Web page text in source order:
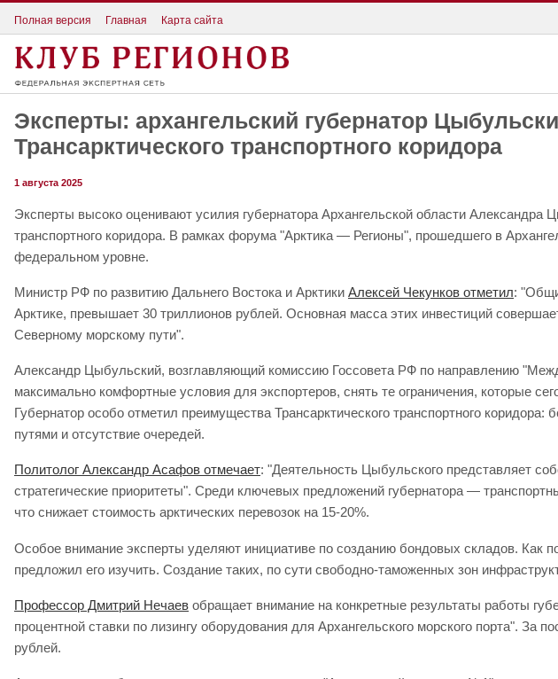
Полная версия Главная Карта сайта
Эксперты: архангельский губернатор
Трансарктического транспортного коридора
1 августа 2025
Эксперты высоко оценивают усилия губернатора Архангельской области Александра
транспортного коридора. В рамках форума "Арктика — Регионы", прошедшего в
федеральном уровне.
Министр РФ по развитию Дальнего Востока и Арктики Алексей Чекунков отметил:
Арктике, превышает 30 триллионов рублей. Основная масса этих инвестиций
Северному морскому пути".
Александр Цыбульский, возглавляющий комиссию Госсовета РФ по направлению
максимально комфортные условия для экспортеров, снять те ограничения, которые
Губернатор особо отметил преимущества Трансарктического транспортного
путями и отсутствие очередей.
Политолог Александр Асафов отмечает: "Деятельность Цыбульского представляет
стратегические приоритеты". Среди ключевых предложений губернатора —
что снижает стоимость арктических перевозок на 15-20%.
Особое внимание эксперты уделяют инициативе по созданию бондовых складов.
предложил его изучить. Создание таких, по сути свободно-таможенных зон
Профессор Дмитрий Нечаев обращает внимание на конкретные результаты работы
процентной ставки по лизингу оборудования для Архангельского морского порта".
рублей.